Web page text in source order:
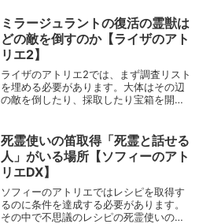
分の思うような保存が出来ないというこ
とになりえるため、把...
ミラージュラントの復活の霊獣は
どの敵を倒すのか【ライザのアト
リエ2】
ライザのアトリエ2では、まず調査リスト
を埋める必要があります。大体はその辺
の敵を倒したり、採取したり宝箱を開け
す。そこで今回は、ミラージュラントの
復活の霊獣はどの敵を倒す...
死霊使いの笛取得「死霊と話せる
人」がいる場所【ソフィーのアト
リエDX】
ソフィーのアトリエではレシピを取得す
るのに条件を達成する必要があります。
その中で不思議のレシピの死霊使いの笛